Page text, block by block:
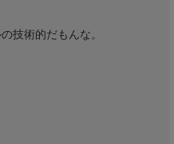
技術的だもんな。